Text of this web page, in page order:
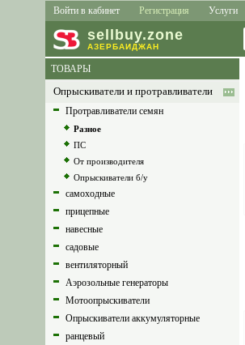
Войти в кабинет Регистрация Услуги
sell buy.zone
АЗЕРБАЙДЖАН
ТОВАРЫ
Опрыскиватели и протравливатели
Протравливатели семян
Разное
ПС
От производителя
Опрыскиватели б/у
самоходные
прицепные
навесные
садовые
вентиляторный
Аэрозольные генераторы
Мотоопрыскиватели
Опрыскиватели аккумуляторные
ранцевый